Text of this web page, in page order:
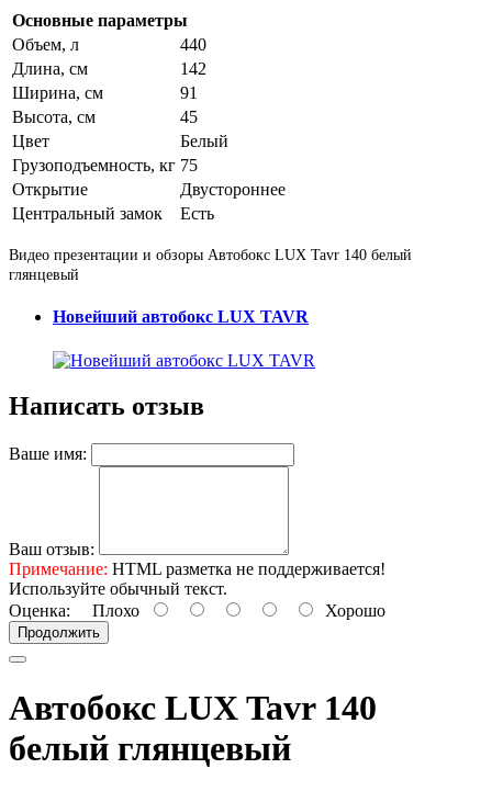
Основные параметры
Объем, л
440
Длина, см
142
Ширина, см
91
Высота, см
45
Цвет
Белый
Грузоподъемность, кг 75
Открытие
Двустороннее
Центральный замок
Есть
Видео презентации и обзоры Автобокс LUX Tavr 140 белый
глянцевый
Новейший автобокс LUX TAVR
Написать отзыв
Ваше имя:
Ваш отзыв:
Примечание: HTML разметка не поддерживается!
Используйте обычный текст.
Оценка: Плохо Хорошо
Продолжить
Автобокс LUX Tavr 140
белый глянцевый